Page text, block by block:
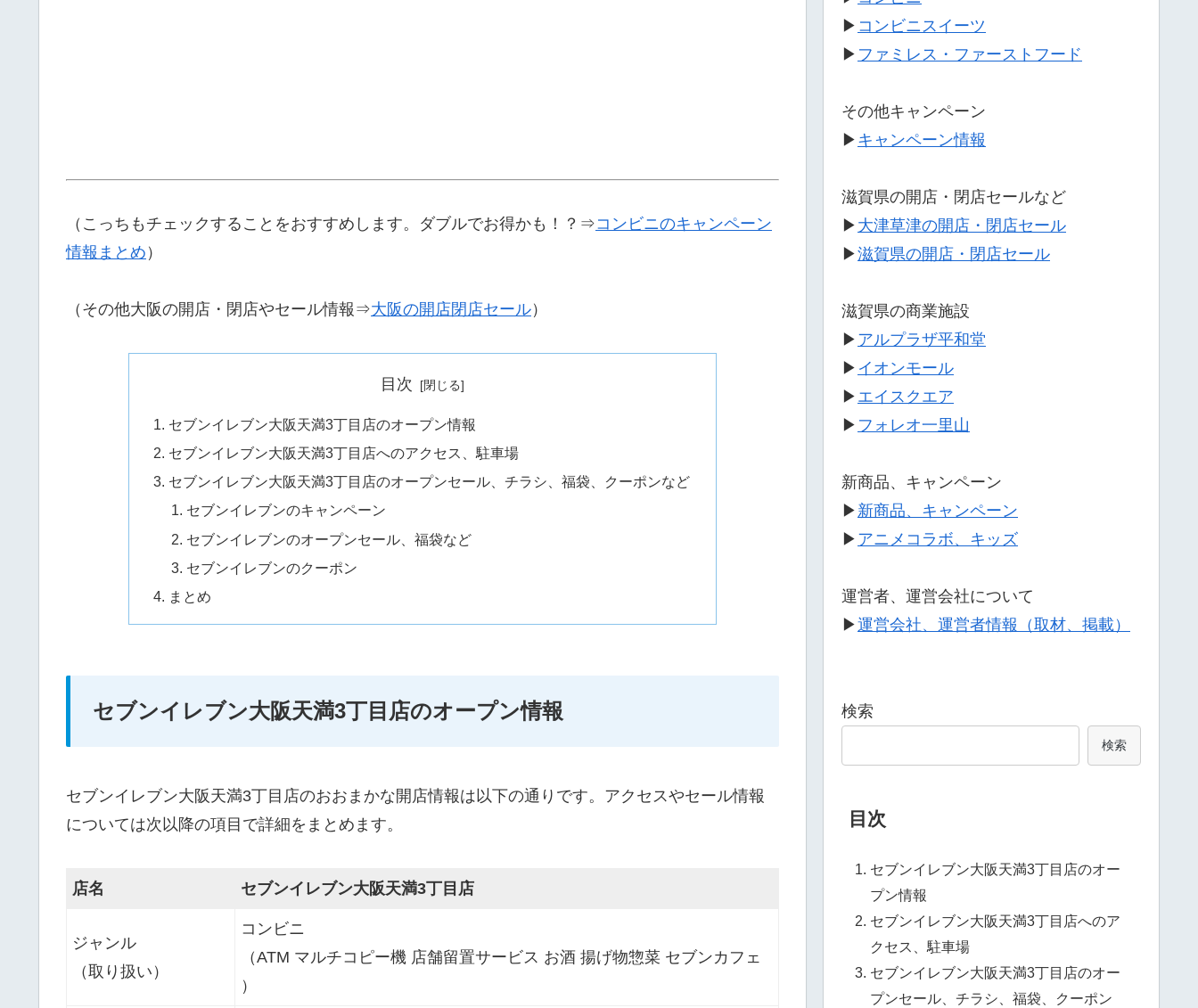
（こっちもチェックすることをおすすめします。ダブルでお得かも！？⇒コンビニのキャンペーン
情報まとめ ）
（その他大阪の開店・閉店やセール情報⇒大阪の開店閉店セール）
目次
セブンイレブン大阪天満3丁目店のオープン情報
セブンイレブン大阪天満3丁目店へのアクセス、駐車場
セブンイレブン大阪天満3丁目店のオープンセール、チラシ、福袋、クーポンなど
セブンイレブンのキャンペーン
セブンイレブンのオープンセール、福袋など
セブンイレブンのクーポン
まとめ
セブンイレブン大阪天満3丁目店のオープン情報
セブンイレブン大阪天満3丁目店のおおまかな開店情報は以下の通りです。アクセスやセール情報
については次以降の項目で詳細をまとめます。
店名 セブンイレブン大阪天満3丁目店
ジャンル
（取り扱い）
コンビニ
（ATM マルチコピー機 店舗留置サービス お酒 揚げ物惣菜 セブンカフェ
）
▶ コンビニスイーツ
▶ ファミレス・ファーストフード
その他キャンペーン
▶ キャンペーン情報
滋賀県の開店・閉店セールなど
▶ 大津草津の開店・閉店セール
▶滋賀県の開店・閉店セール
滋賀県の商業施設
▶ アルプラザ平和堂
▶ イオンモール
▶ エイスクエア
▶ フォレオ一里山
新商品、キャンペーン
▶ 新商品、キャンペーン
▶ アニメコラボ、キッズ
運営者、運営会社について
▶運営会社、運営者情報（取材、掲載）
検索
検索
目次
セブンイレブン大阪天満3丁目店のオー
プン情報
セブンイレブン大阪天満3丁目店へのア
クセス、駐車場
セブンイレブン大阪天満3丁目店のオー
プンセール、チラシ、福袋、クーポン